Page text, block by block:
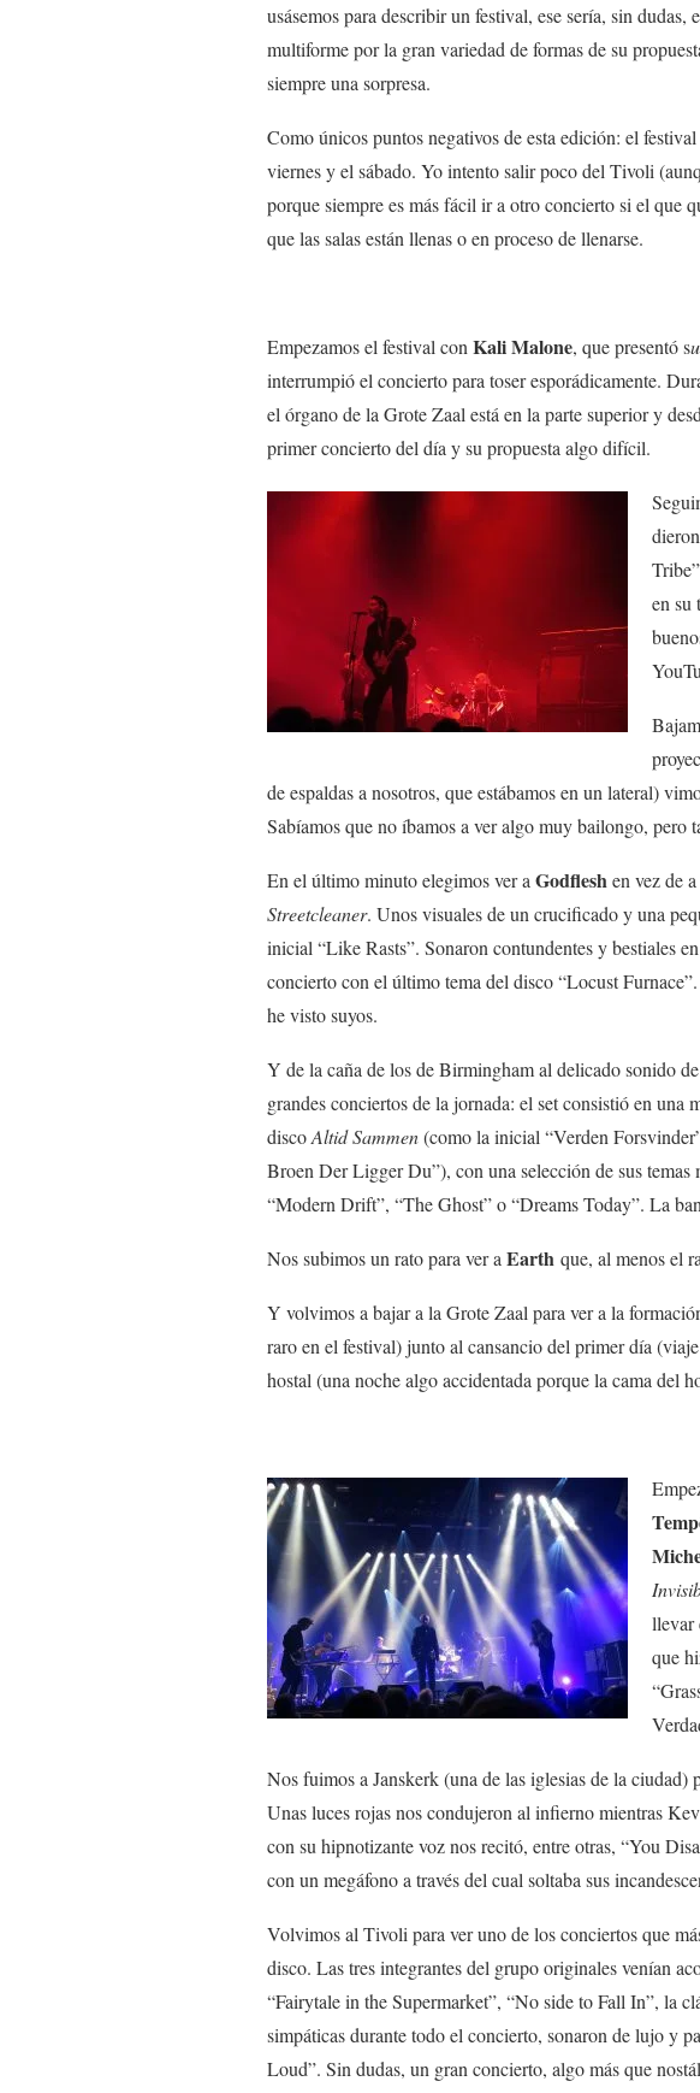
usásemos para describir un festival, ese sería, sin
multiforme por la gran variedad de formas de su
siempre una sorpresa.
Como únicos puntos negativos de esta edición: el
viernes y el sábado. Yo intento salir poco del Tivoli
porque siempre es más fácil ir a otro concierto si el que
que las salas están llenas o en proceso de llenarse.
Empezamos el festival con Kali Malone, que presentó s
interrumpió el concierto para toser esporádicamente.
el órgano de la Grote Zaal está en la parte superior y
primer concierto del día y su propuesta algo difícil.
en su
de espaldas a nosotros, que estábamos en un lateral)
Sabíamos que no íbamos a ver algo muy bailongo, pero
En el último minuto elegimos ver a Godfleshen vez de a
Streetcleaner. Unos visuales de un crucificado y una
inicial “Like Rasts”. Sonaron contundentes y bestiales
concierto con el último tema del disco “Locust
he visto suyos.
Y de la caña de los de Birmingham al delicado sonido de
grandes conciertos de la jornada: el set consistió en una
discoAltid Sammen(como la inicial “Verden
Broen Der Ligger Du”), con una selección de sus temas
“Modern Drift”, “The Ghost” o “Dreams Today”. La
Nos subimos un rato para ver a Earth que, al menos el
Y volvimos a bajar a la Grote Zaal para ver a la
raro en el festival) junto al cansancio del primer día
hostal (una noche algo accidentada porque la cama del
llevar
que
Nos fuimos a Janskerk (una de las iglesias de la ciudad)
Unas luces rojas nos condujeron al infierno mientras
con su hipnotizante voz nos recitó, entre otras, “You
con un megáfono a través del cual soltaba sus
Volvimos al Tivoli para ver uno de los conciertos que
disco. Las tres integrantes del grupo originales venían
“Fairytale in the Supermarket”, “No side to Fall In”, la
simpáticas durante todo el concierto, sonaron de lujo y
Loud”. Sin dudas, un gran concierto, algo más que